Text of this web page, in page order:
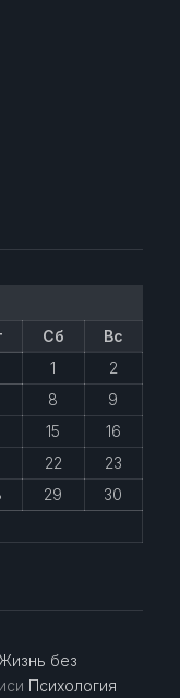
Сб
Вс
1
2
8
9
15
16
22
23
29
30
без
Психология